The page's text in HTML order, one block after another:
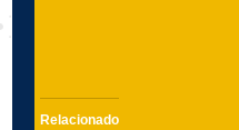
Relacionado